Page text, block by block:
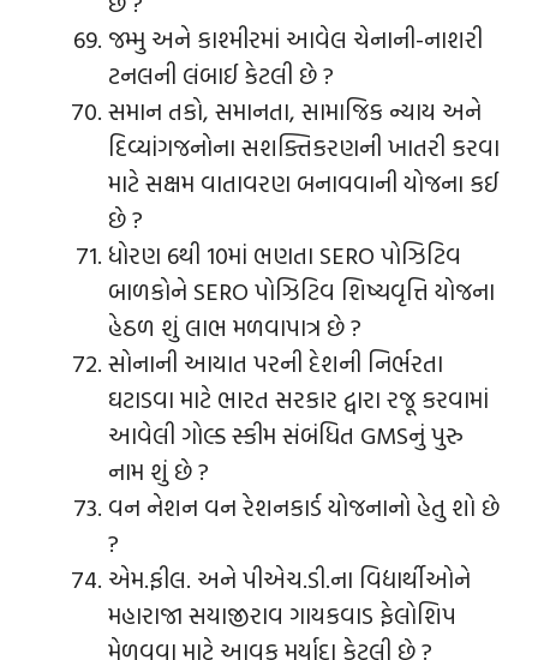
જમ્મુ અને કાશ્મીરમાં આવેલ ચેનાની-નાશરી
ટનલની લંબાઈ કેટલી છે ?
સમાન તકો, સમાનતા, સામાજિક ન્યાય અને
દિવ્યાંગજનોના સશક્તિકરણની ખાતરી કરવા
માટે સક્ષમ વાતાવરણ બનાવવાની યોજના કઈ
છે ?
ધોરણ 6થી 10માં ભણતા SERO પોઝિટિવ
બાળકોને SERO પોઝિટિવ શિષ્યવૃત્તિ યોજના
હેઠળ શું લાભ મળવાપાત્ર છે ?
સોનાની આયાત પરની દેશની નિર્ભરતા
ઘટાડવા માટે ભારત સરકાર દ્વારા રજૂ કરવામાં
આવેલી ગોલ્ડ સ્કીમ સંબંધિત GMSનું પુરુ
નામ શું છે ?
વન નેશન વન રેશનકાર્ડ યોજનાનો હેતુ શો છે
?
એમ.ફીલ. અને પીએચ.ડી.ના વિદ્યાર્થીઓને
મહારાજા સયાજીરાવ ગાયકવાડ ફેલોશિપ
મેળવવા માટે આવક મર્યાદા કેટલી છે ?